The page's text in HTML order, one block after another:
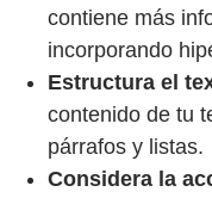
contiene más
incorporando
Estructura el
contenido de tu
párrafos y listas.
Considera la